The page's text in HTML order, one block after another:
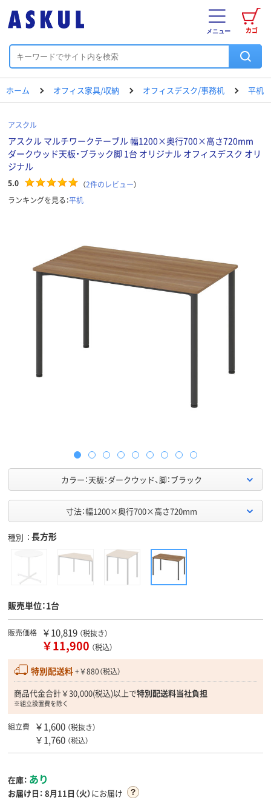
カゴ
メニュー
ホーム オフィス家具/収納 オフィスデスク/事務机 平机
アスクル
アスクル マルチワークテーブル 幅1200×奥行700×高さ720mm
ダークウッド天板・ブラック脚 1台 オリジナル オフィスデスク オリ
ジナル
5.0 （2件のレビュー）
ランキングを見る：平机
カラー：天板：ダークウッド、脚：ブラック
寸法：幅1200×奥行700×高さ720mm
種別 長方形
販売単位：1台
販売価格 ￥10,819 （税抜き）
￥11,900 （税込）
特別配送料+￥880（税込）
商品代金合計￥30,000(税込)以上で特別配送料当社負担
※組立設置費を除く
組立費 ￥1,600 （税抜き）
￥1,760 （税込）
在庫： あり
お届け日： 8月11日（火）にお届け